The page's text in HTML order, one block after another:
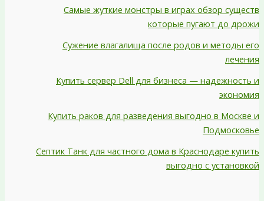
Самые жуткие монстры в играх обзор существ
которые пугают до дрожи
Сужение влагалища после родов и методы его
лечения
Купить сервер Dell для бизнеса — надежность и
экономия
Купить раков для разведения выгодно в Москве и
Подмосковье
Септик Танк для частного дома в Краснодаре купить
выгодно с установкой